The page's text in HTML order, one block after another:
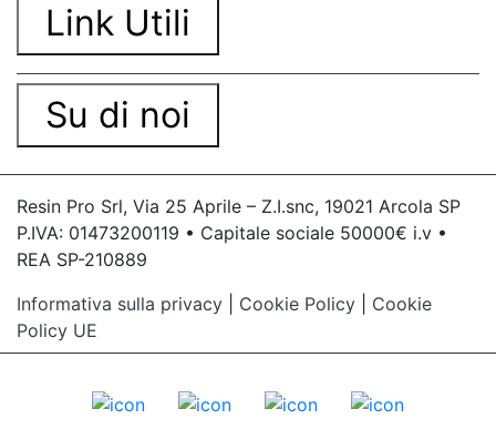
Link Utili
Su di noi
Resin Pro Srl, Via 25 Aprile – Z.I.snc, 19021 Arcola SP
P.IVA: 01473200119 • Capitale sociale 50000€ i.v •
REA SP-210889
Informativa sulla privacy
Cookie Policy
Cookie
Policy UE